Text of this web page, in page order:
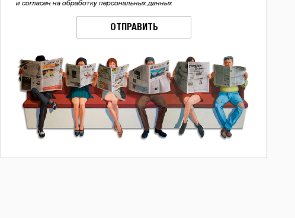
и согласен на обработку персональных данных
ОТПРАВИТЬ